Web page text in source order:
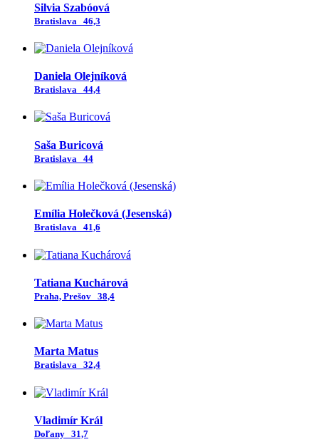
Silvia Szabóová
Bratislava 46,3
Daniela Olejníková
Bratislava 44,4
Saša Buricová
Bratislava 44
Emília Holečková (Jesenská)
Bratislava 41,6
Tatiana Kuchárová
Praha, Prešov 38,4
Marta Matus
Bratislava 32,4
Vladimír Král
Doľany 31,7